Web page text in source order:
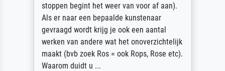
stoppen begint het weer van voor af aan).
Als er naar een bepaalde kunstenaar
gevraagd wordt krijg je ook een aantal
werken van andere wat het onoverzichtelijk
maakt (bvb zoek Ros = ook Rops, Rose etc).
Waarom duidt u ...